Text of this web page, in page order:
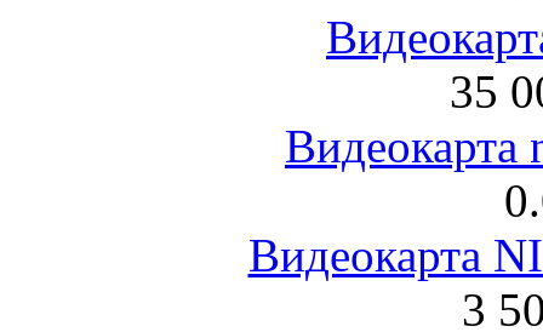
35
Видеокарта
Видеокарта
3